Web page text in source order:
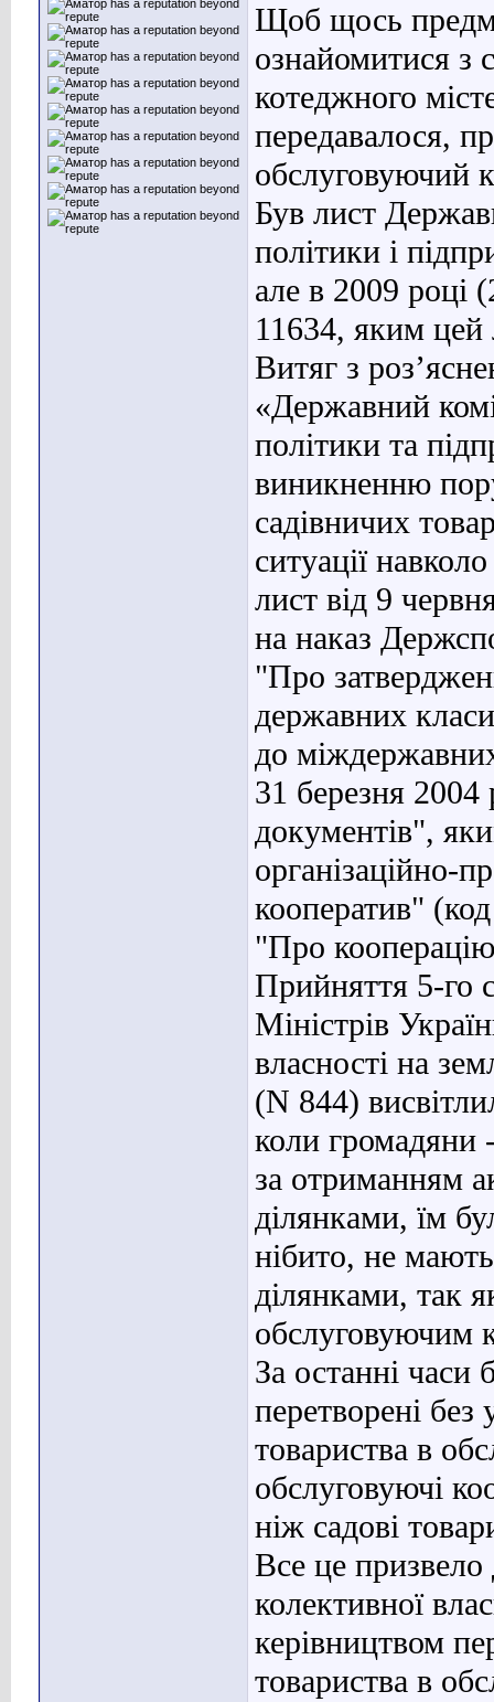
Щоб щось
ознайомитися з
котеджного
передавалося,
обслуговуючий
Був лист
політики і
але в 2009 році
11634, яким цей
Витяг з
«Державний
політики та
виникненню
садівничих
ситуації
лист від 9
на наказ
"Про
державних
до
31 березня
документів",
організаційно-
кооператив"
"Про
Прийняття 5-го
Міністрів
власності на
(N 844)
коли громадяни
за отриманням
ділянками, їм
нібито, не
ділянками, так
обслуговуючим
За останні часи
перетворені
товариства в
обслуговуючі
ніж садові
Все це
колективної
керівництвом
товариства в